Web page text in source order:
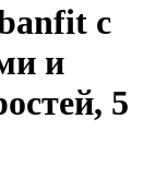
с
и
5